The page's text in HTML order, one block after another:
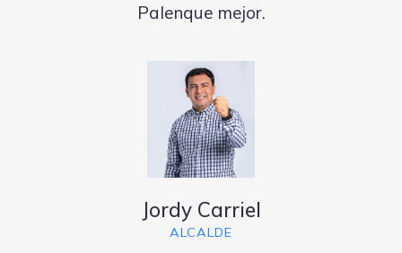
Palenque mejor.
Jordy Carriel
ALCALDE